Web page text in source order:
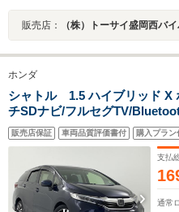
販売店： （株）トーサイ盛岡西バ
ホンダ
シャトル 1.5 ハイブリッド
チSDナビ/フルセグTV/
トロール/ハーフレザーシート/
ライト/オートマチックハイビ
ルトインETC/ドライブレコー
販売店保証 車両品質評価書付 購入プラン
支払
通常